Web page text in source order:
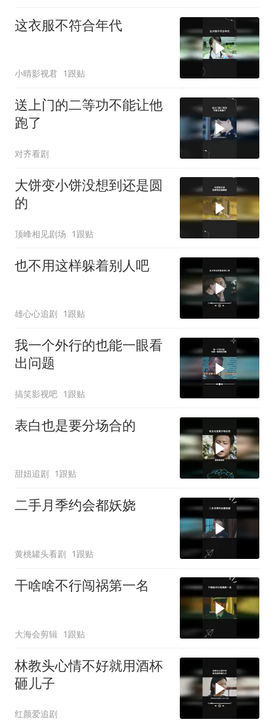
这衣服不符合年代
小晴影视君 1跟贴
送上门的二等功不能让他
跑了
对齐看剧
大饼变小饼没想到还是圆
的
顶峰相见剧场 1跟贴
也不用这样躲着别人吧
雄心心追剧 1跟贴
我一个外行的也能一眼看
出问题
搞笑影视吧 1跟贴
表白也是要分场合的
甜妞追剧 1跟贴
二手月季约会都妖娆
黄桃罐头看剧 1跟贴
干啥啥不行闯祸第一名
大海会剪辑 1跟贴
林教头心情不好就用酒杯
砸儿子
红颜爱追剧